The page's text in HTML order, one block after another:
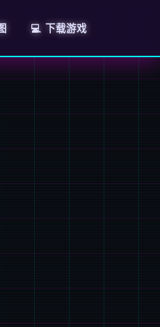
💻 下载游戏